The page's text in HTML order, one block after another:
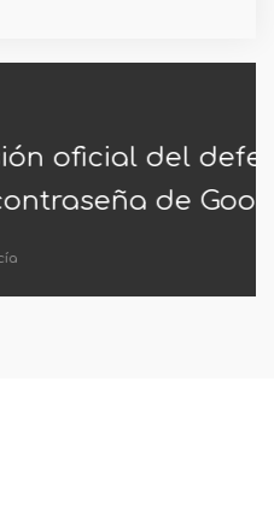
del defensor
de Google